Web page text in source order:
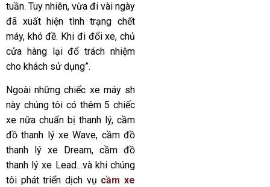
tuần. Tuy nhiên, vừa đi vài ngày
đã xuất hiện tình trạng chết
máy, khó đề. Khi đi đổi xe, chủ
cửa hàng lại đổ trách nhiệm
cho khách sử dụng”.
Ngoài những chiếc xe máy sh
này chúng tôi có thêm 5 chiếc
xe nữa chuẩn bị thanh lý, cầm
đồ thanh lý xe Wave, cầm đồ
thanh lý xe Dream, cầm đồ
thanh lý xe Lead…và khi chúng
tôi phát triển dịch vụ cầm xe